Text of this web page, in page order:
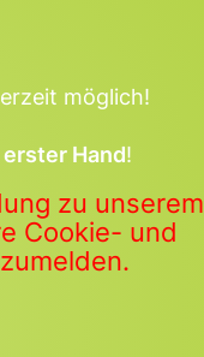
möglich!
Hand!
zu unserem
Cookie- und